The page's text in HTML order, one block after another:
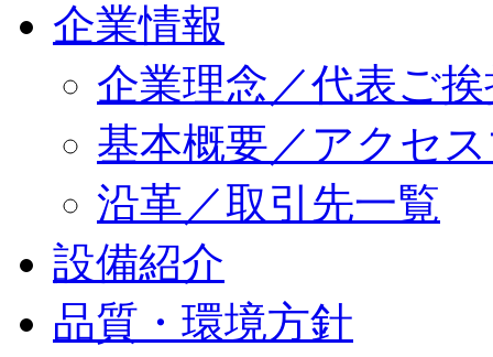
企業情報
企業理念／代表ご
基本概要／アクセ
沿革／取引先一覧
設備紹介
品質・環境方針